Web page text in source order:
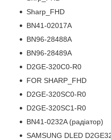
Sharp_FHD
BN41-02017A
BN96-28488A
BN96-28489A
D2GE-320C0-R0
FOR SHARP_FHD
D2GE-320SC0-R0
D2GE-320SC1-R0
BN41-0232A (радіатор)
SAMSUNG DLED